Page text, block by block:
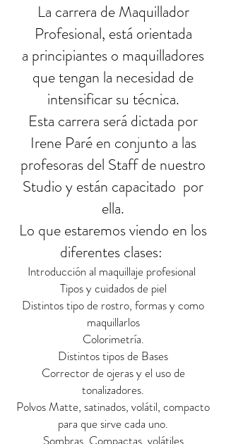
La carrera de Maquillador
Profesional, está orientada
a principiantes o maquilladores
que tengan la necesidad de
intensificar su técnica.
Esta carrera será dictada por
Irene Paré en conjunto a las
profesoras del Staff de nuestro
Studio y están capacitado por
ella.
Lo que estaremos viendo en los
diferentes clases:
Introducción al maquillaje profesional
Tipos y cuidados de piel
Distintos tipo de rostro, formas y como
maquillarlos
Colorimetrí­a.
Distintos tipos de Bases
Corrector de ojeras y el uso de
tonalizadores.
Polvos Matte, satinados, volátil, compacto
para que sirve cada uno.
Sombras. Compactas, volátiles